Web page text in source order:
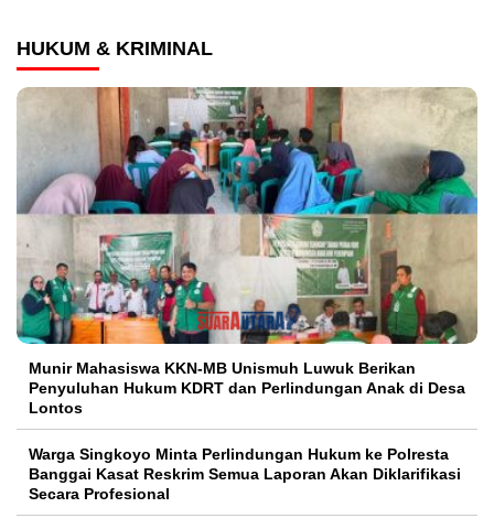
HUKUM & KRIMINAL
Munir Mahasiswa KKN-MB Unismuh Luwuk Berikan
Penyuluhan Hukum KDRT dan Perlindungan Anak di Desa
Lontos
Warga Singkoyo Minta Perlindungan Hukum ke Polresta
Banggai Kasat Reskrim Semua Laporan Akan Diklarifikasi
Secara Profesional